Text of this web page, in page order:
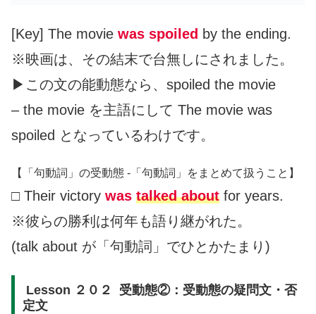
[Key] The movie was spoiled by the ending.
※映画は、その結末で台無しにされました。
▶︎この文の能動態なら、spoiled the movie
– the movie を主語にして The movie was
spoiled となっているわけです。
【「句動詞」の受動態 -「句動詞」をまとめて扱うこと】
□ Their victory was talked about for years.
※彼らの勝利は何年も語り継がれた。
(talk about が「句動詞」でひとかたまり)
Lesson ２０２ 受動態②：受動態の疑問文・否
定文